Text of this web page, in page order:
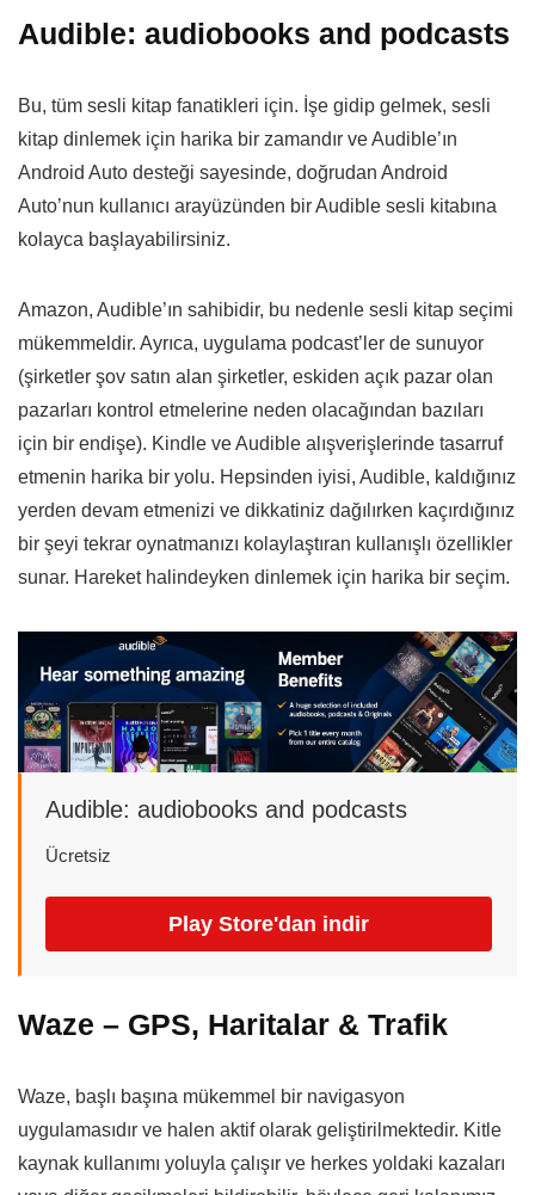
Audible: audiobooks and podcasts
Bu, tüm sesli kitap fanatikleri için. İşe gidip gelmek, sesli
kitap dinlemek için harika bir zamandır ve Audible’ın
Android Auto desteği sayesinde, doğrudan Android
Auto’nun kullanıcı arayüzünden bir Audible sesli kitabına
kolayca başlayabilirsiniz.
Amazon, Audible’ın sahibidir, bu nedenle sesli kitap seçimi
mükemmeldir. Ayrıca, uygulama podcast’ler de sunuyor
(şirketler şov satın alan şirketler, eskiden açık pazar olan
pazarları kontrol etmelerine neden olacağından bazıları
için bir endişe). Kindle ve Audible alışverişlerinde tasarruf
etmenin harika bir yolu. Hepsinden iyisi, Audible, kaldığınız
yerden devam etmenizi ve dikkatiniz dağılırken kaçırdığınız
bir şeyi tekrar oynatmanızı kolaylaştıran kullanışlı özellikler
sunar. Hareket halindeyken dinlemek için harika bir seçim.
Audible: audiobooks and podcasts
Ücretsiz
Play Store'dan indir
Waze – GPS, Haritalar & Trafik
Waze, başlı başına mükemmel bir navigasyon
uygulamasıdır ve halen aktif olarak geliştirilmektedir. Kitle
kaynak kullanımı yoluyla çalışır ve herkes yoldaki kazaları